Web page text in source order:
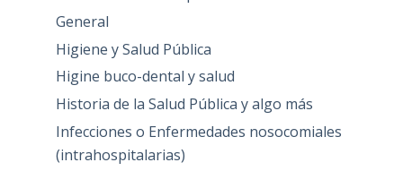
General
Higiene y Salud Pública
Higine buco-dental y salud
Historia de la Salud Pública y algo más
Infecciones o Enfermedades nosocomiales
(intrahospitalarias)